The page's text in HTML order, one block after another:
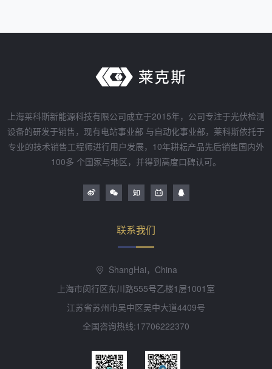
上海莱科斯新能源科技有限公司成立于2015年，公司专注于光伏检测
设备的研发于销售，现有电站事业部 与自动化事业部，莱科斯依托于
专业的技术销售工程师进行用户发展，10年耕耘产品先后销售国内外
100多 个国家与地区，并得到高度口碑认可。
联系我们
ShangHai，China
上海市闵行区东川路555号乙楼1层1001室
江苏省苏州市吴中区吴中大道4409号
全国咨询热线:17706222370